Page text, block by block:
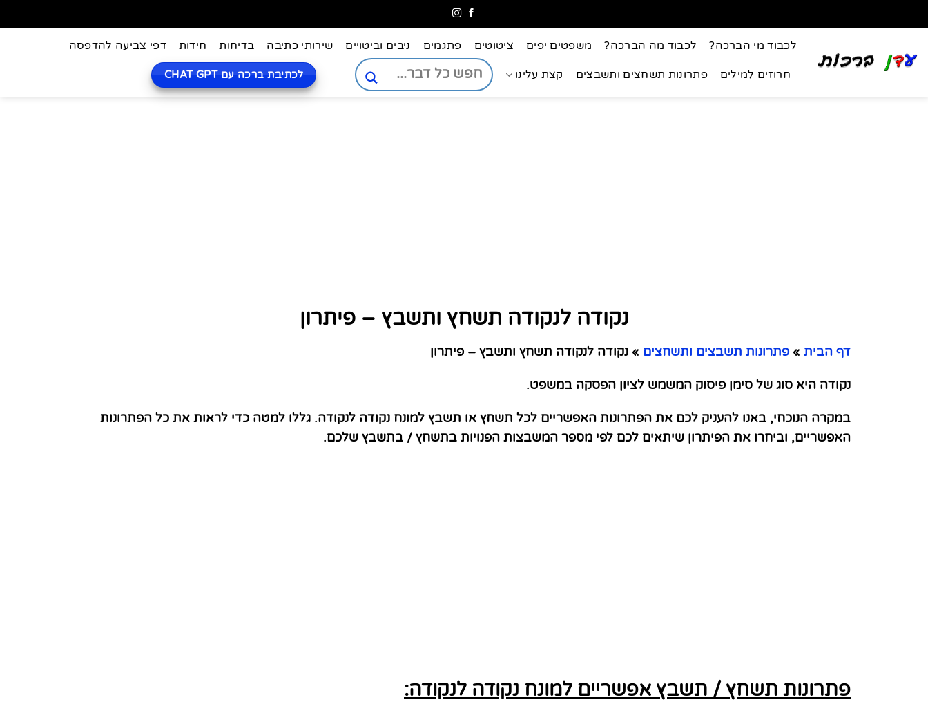
לכבוד מי הברכה? לכבוד מה הברכה? משפטים יפים ציטוטים פתגמים ניבים וביטויים שירותי כתיבה בדיחות חידות דפי צביעה להדפסה
חרוזים למילים פתרונות תשחצים ותשבצים קצת עלינו לכתיבת ברכה עם CHAT GPT
נקודה לנקודה תשחץ ותשבץ – פיתרון
דף הבית » פתרונות תשבצים ותשחצים » נקודה לנקודה תשחץ ותשבץ – פיתרון
נקודה היא סוג של סימן פיסוק המשמש לציון הפסקה במשפט.
במקרה הנוכחי, באנו להעניק לכם את הפתרונות האפשריים לכל תשחץ או תשבץ למונח נקודה לנקודה. גללו למטה כדי לראות את כל הפתרונות
האפשריים, וביחרו את הפיתרון שיתאים לכם לפי מספר המשבצות הפנויות בתשחץ / בתשבץ שלכם.
פתרונות תשחץ / תשבץ אפשריים למונח נקודה לנקודה: